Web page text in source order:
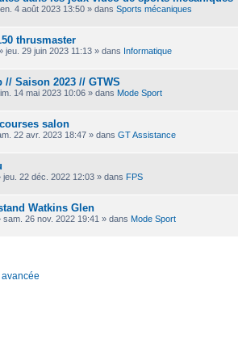
4 août 2023 13:50 » dansSports mécaniques
thrusmaster
jeu. 29 juin 2023 11:13 » dans Informatique
// Saison 2023 // GTWS
14 mai 2023 10:06 » dans Mode Sport
salon
22 avr. 2023 18:47 » dansGT Assistance
jeu. 22 déc. 2022 12:03 » dans FPS
Watkins Glen
sam. 26 nov. 2022 19:41 » dans Mode Sport